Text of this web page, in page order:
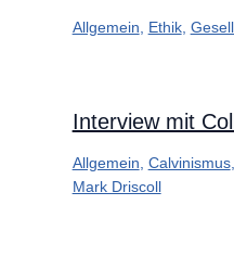
Allgemein, Ethik,
Interview mit
Allgemein, Calvinismus,
Mark Driscoll